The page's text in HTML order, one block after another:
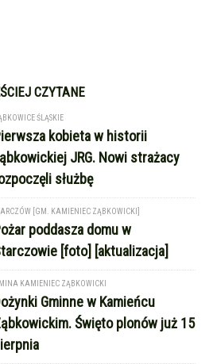
CZYTANE
ŚLĄSKIE
kobieta w historii
JRG. Nowi strażacy
służbę
[GM. KAMIENIEC ZĄBKOWICKI]
poddasza domu w
[foto] [aktualizacja]
KAMIENIEC ZĄBKOWICKI
Gminne w Kamieńcu
Święto plonów już 15